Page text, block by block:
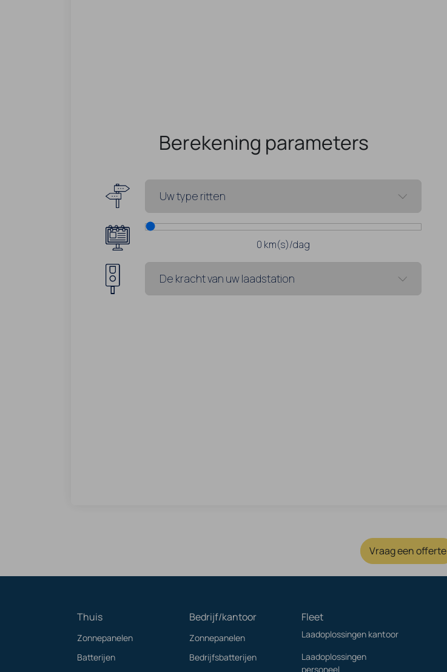
Berekening parameters
0 km(s)/dag
Vraag een offerte
Thuis
Zonnepanelen
Batterijen
Bedrijf/kantoor
Zonnepanelen
Bedrijfsbatterijen
Fleet
Laadoplossingen kantoor
Laadoplossingen
personeel